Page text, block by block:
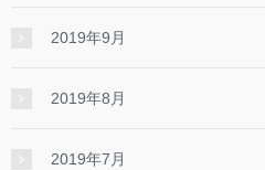
2019年9月
2019年8月
2019年7月